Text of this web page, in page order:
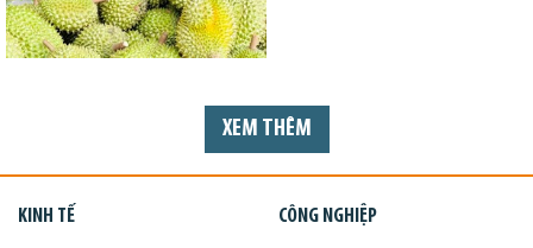
XEM THÊM
KINH TẾ CÔNG NGHIỆP